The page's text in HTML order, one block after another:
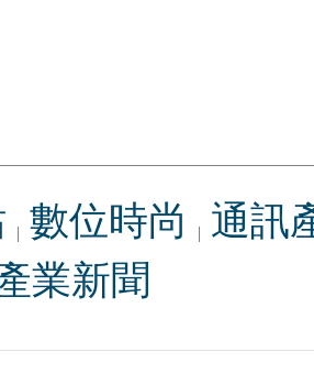
數位時尚
通訊
業新聞